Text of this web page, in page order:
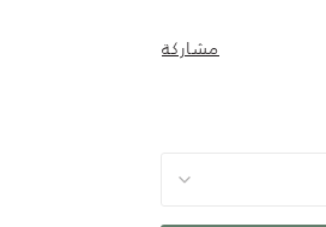
مشاركة